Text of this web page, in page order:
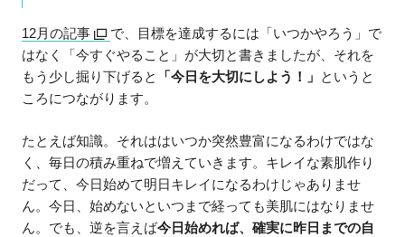
12月の記事
で、目標を達成するには「いつかやろう」で
はなく「今すぐやること」が大切と書きましたが、それを
もう少し掘り下げると
「今日を大切にしよう！」 というと
ころにつながります。
たとえば知識。それははいつか突然豊富になるわけではな
く、毎日の積み重ねで増えていきます。キレイな素肌作り
だって、今日始めて明日キレイになるわけじゃありませ
ん。今日、始めないといつまで経っても美肌にはなりませ
ん。でも、逆を言えば今日始めれば、確実に昨日までの自